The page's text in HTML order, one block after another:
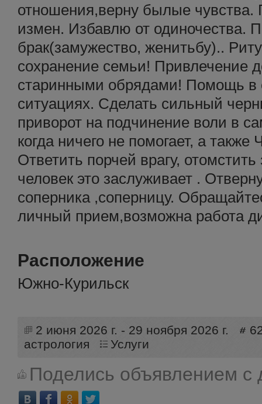
отношения,верну былые чувства.
измен. Избавлю от одиночества.
брак(замужество, женитьбу)..
сохранение семьи! Привлечение
старинными обрядами! Помощь в
ситуациях. Сделать сильный
приворот на подчинение воли в
когда ничего не помогает, а
Ответить порчей врагу,
человек это заслуживает .
соперника ,соперницу.
личный прием,возможна работа
Расположение
Южно-Курильск
2 июня 2026 г. - 29 ноября 2026 г.
астрология
Услуги
Поделись объявлением с